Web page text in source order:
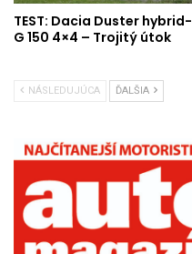
TEST: Dacia Duster hybrid-
G 150 4×4 – Trojitý útok
NÁSLEDUJÚCA ĎALŠIA